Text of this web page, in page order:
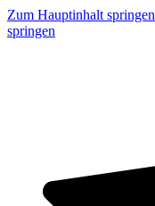
Zum Hauptinhalt springen
springen